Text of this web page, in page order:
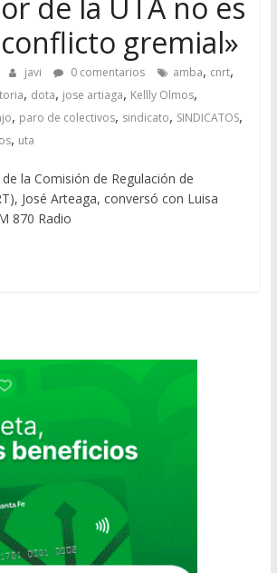
gremial»
javi 0 comentarios amba, cnrt,
, dota, jose artiaga, Kellly Olmos,
, paro de colectivos, sindicato, SINDICATOS,
, uta
la Comisión de Regulación de
José Arteaga, conversó con Luisa
870 Radio